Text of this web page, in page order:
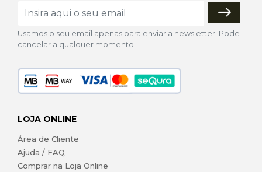
Usamos o seu email apenas para enviar a newsletter. Pode
cancelar a qualquer momento.
LOJA ONLINE
Área de Cliente
Ajuda / FAQ
Comprar na Loja Online